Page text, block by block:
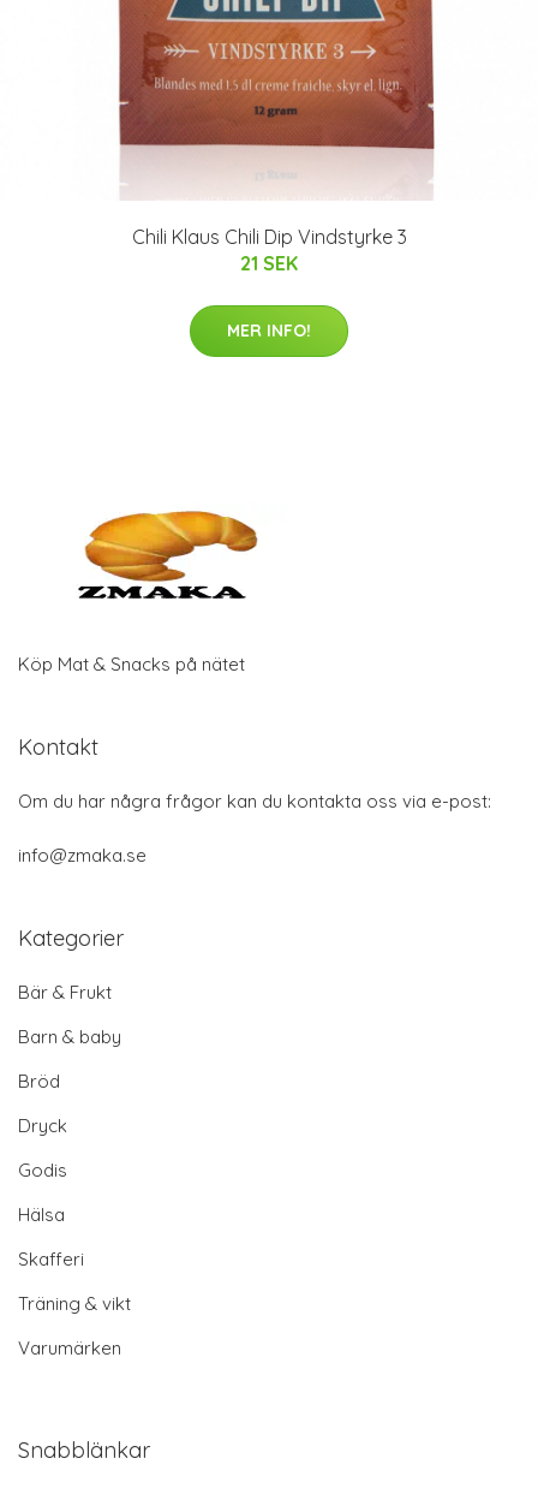
Chili Klaus Chili Dip Vindstyrke 3
21 SEK
MER INFO!
Köp Mat & Snacks på nätet
Kontakt
Om du har några frågor kan du kontakta oss via e-post:
info@zmaka.se
Kategorier
Bär & Frukt
Barn & baby
Bröd
Dryck
Godis
Hälsa
Skafferi
Träning & vikt
Varumärken
Snabblänkar